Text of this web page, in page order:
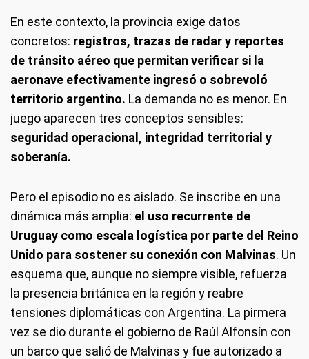
En este contexto, la provincia exige datos
concretos: registros, trazas de radar y reportes
de tránsito aéreo que permitan verificar si la
aeronave efectivamente ingresó o sobrevoló
territorio argentino. La demanda no es menor. En
juego aparecen tres conceptos sensibles:
seguridad operacional, integridad territorial y
soberanía.
Pero el episodio no es aislado. Se inscribe en una
dinámica más amplia: el uso recurrente de
Uruguay como escala logística por parte del Reino
Unido para sostener su conexión con Malvinas. Un
esquema que, aunque no siempre visible, refuerza
la presencia británica en la región y reabre
tensiones diplomáticas con Argentina. La pirmera
vez se dio durante el gobierno de Raúl Alfonsín con
un barco que salió de Malvinas y fue autorizado a